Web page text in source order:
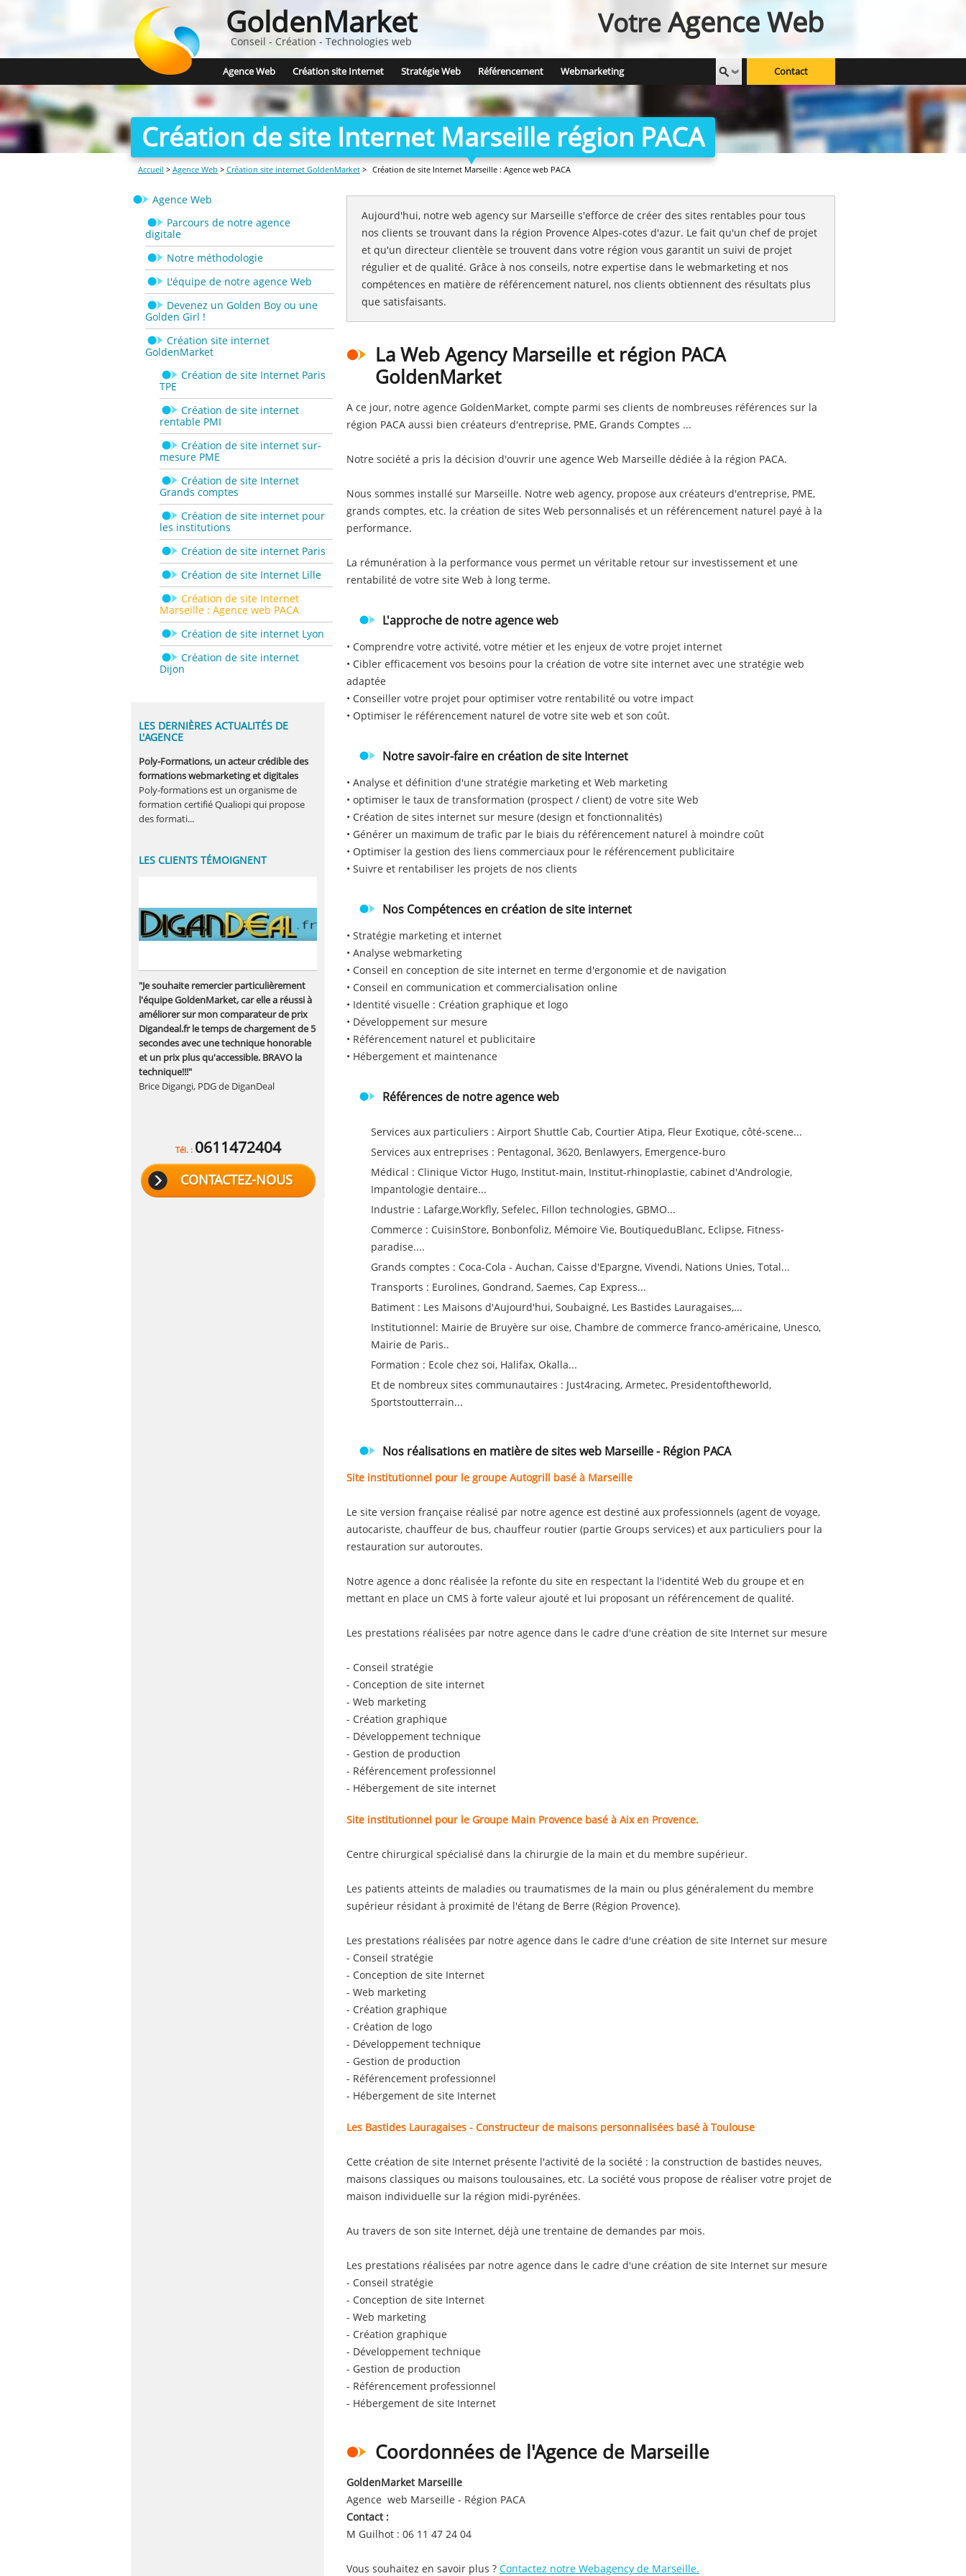
GoldenMarket
Conseil - Création - Technologies web
VotreAgence Web
Agence Web Création site Internet Stratégie Web Référencement Webmarketing Contact
Création de site Internet Marseille région PACA
Accueil > Agence Web > Création site internet GoldenMarket> Création de site Internet Marseille : Agence web PACA
Aujourd'hui, notre web agency sur Marseille s'efforce de créer des sites rentables pour tous
nos clients se trouvant dans la région Provence Alpes-cotes d'azur. Le fait qu'un chef de projet
et qu'un directeur clientèle se trouvent dans votre région vous garantit un suivi de projet
régulier et de qualité. Grâce à nos conseils, notre expertise dans le webmarketing et nos
compétences en matière de référencement naturel, nos clients obtiennent des résultats plus
que satisfaisants.
La Web Agency Marseille et région PACA
GoldenMarket
A ce jour, notre agence GoldenMarket, compte parmi ses clients de nombreuses références sur la
région PACA aussi bien créateurs d'entreprise, PME, Grands Comptes ...
Notre société a pris la décision d'ouvrir une agence Web Marseille dédiée à la région PACA.
Nous sommes installé sur Marseille. Notre web agency, propose aux créateurs d'entreprise, PME,
grands comptes, etc. la création de sites Web personnalisés et un référencement naturel payé à la
performance.
La rémunération à la performance vous permet un véritable retour sur investissement et une
rentabilité de votre site Web à long terme.
L'approche de notre agence web
• Comprendre votre activité, votre métier et les enjeux de votre projet internet
• Cibler efficacement vos besoins pour la création de votre site internet avec une stratégie web
adaptée
• Conseiller votre projet pour optimiser votre rentabilité ou votre impact
• Optimiser le référencement naturel de votre site web et son coût.
Notre savoir-faire en création de site Internet
• Analyse et définition d'une stratégie marketing et Web marketing
• optimiser le taux de transformation (prospect / client) de votre site Web
• Création de sites internet sur mesure (design et fonctionnalités)
• Générer un maximum de trafic par le biais du référencement naturel à moindre coût
• Optimiser la gestion des liens commerciaux pour le référencement publicitaire
• Suivre et rentabiliser les projets de nos clients
Nos Compétences en création de site internet
• Stratégie marketing et internet
• Analyse webmarketing
• Conseil en conception de site internet en terme d'ergonomie et de navigation
• Conseil en communication et commercialisation online
• Identité visuelle : Création graphique et logo
• Développement sur mesure
• Référencement naturel et publicitaire
• Hébergement et maintenance
Références de notre agence web
Services aux particuliers : Airport Shuttle Cab, Courtier Atipa, Fleur Exotique, côté-scene...
Services aux entreprises : Pentagonal, 3620, Benlawyers, Emergence-buro
Médical : Clinique Victor Hugo, Institut-main, Institut-rhinoplastie, cabinet d'Andrologie,
Impantologie dentaire...
Industrie : Lafarge,Workfly, Sefelec, Fillon technologies, GBMO...
Commerce : CuisinStore, Bonbonfoliz, Mémoire Vie, BoutiqueduBlanc, Eclipse, Fitness-
paradise....
Grands comptes : Coca-Cola - Auchan, Caisse d'Epargne, Vivendi, Nations Unies, Total...
Transports : Eurolines, Gondrand, Saemes, Cap Express...
Batiment : Les Maisons d'Aujourd'hui, Soubaigné, Les Bastides Lauragaises,...
Institutionnel: Mairie de Bruyère sur oise, Chambre de commerce franco-américaine, Unesco,
Mairie de Paris..
Formation : Ecole chez soi, Halifax, Okalla...
Et de nombreux sites communautaires : Just4racing, Armetec, Presidentoftheworld,
Sportstoutterrain...
Nos réalisations en matière de sites web Marseille - Région PACA
Site institutionnel pour le groupe Autogrill basé à Marseille
Le site version française réalisé par notre agence est destiné aux professionnels (agent de voyage,
autocariste, chauffeur de bus, chauffeur routier (partie Groups services) et aux particuliers pour la
restauration sur autoroutes.
Notre agence a donc réalisée la refonte du site en respectant la l'identité Web du groupe et en
mettant en place un CMS à forte valeur ajouté et lui proposant un référencement de qualité.
Les prestations réalisées par notre agence dans le cadre d'une création de site Internet sur mesure
- Conseil stratégie
- Conception de site internet
- Web marketing
- Création graphique
- Développement technique
- Gestion de production
- Référencement professionnel
- Hébergement de site internet
Site institutionnel pour le Groupe Main Provence basé à Aix en Provence.
Centre chirurgical spécialisé dans la chirurgie de la main et du membre supérieur.
Les patients atteints de maladies ou traumatismes de la main ou plus généralement du membre
supérieur résidant à proximité de l'étang de Berre (Région Provence).
Les prestations réalisées par notre agence dans le cadre d'une création de site Internet sur mesure
- Conseil stratégie
- Conception de site Internet
- Web marketing
- Création graphique
- Création de logo
- Développement technique
- Gestion de production
- Référencement professionnel
- Hébergement de site Internet
Les Bastides Lauragaises - Constructeur de maisons personnalisées basé à Toulouse
Cette création de site Internet présente l'activité de la société : la construction de bastides neuves,
maisons classiques ou maisons toulousaines, etc. La société vous propose de réaliser votre projet de
maison individuelle sur la région midi-pyrénées.
Au travers de son site Internet, déjà une trentaine de demandes par mois.
Les prestations réalisées par notre agence dans le cadre d'une création de site Internet sur mesure
- Conseil stratégie
- Conception de site Internet
- Web marketing
- Création graphique
- Développement technique
- Gestion de production
- Référencement professionnel
- Hébergement de site Internet
Coordonnées de l'Agence de Marseille
GoldenMarket Marseille
Agence web Marseille - Région PACA
Contact :
M Guilhot : 06 11 47 24 04
Vous souhaitez en savoir plus ? Contactez notre Webagency de Marseille.
Agence Web
Parcours de notre agence
digitale
Notre méthodologie
L'équipe de notre agence Web
Devenez un Golden Boy ou une
Golden Girl !
Création site internet
GoldenMarket
Création de site Internet Paris
TPE
Création de site internet
rentable PMI
Création de site internet sur-
mesure PME
Création de site Internet
Grands comptes
Création de site internet pour
les institutions
Création de site internet Paris
Création de site Internet Lille
Création de site Internet
Marseille : Agence web PACA
Création de site internet Lyon
Création de site internet
Dijon
LES DERNIÈRES ACTUALITÉS DE
L'AGENCE
Poly-Formations, un acteur crédible des
formations webmarketing et digitales
Poly-formations est un organisme de
formation certifié Qualiopi qui propose
des formati...
LES CLIENTS TÉMOIGNENT
"Je souhaite remercier particulièrement
l'équipe GoldenMarket, car elle a réussi à
améliorer sur mon comparateur de prix
Digandeal.fr le temps de chargement de 5
secondes avec une technique honorable
et un prix plus qu'accessible. BRAVO la
technique!!!"
Brice Digangi, PDG de DiganDeal
Tél. : 0611472404
CONTACTEZ-NOUS